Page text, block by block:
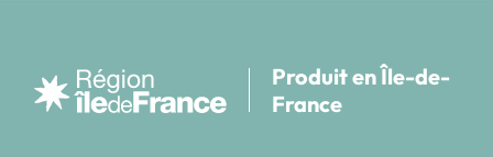
Produit en Île-de-
France